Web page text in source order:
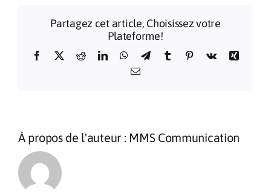
Partagez cet article, Choisissez votre
Plateforme!
Facebook
X RedditLinkedInWhatsApp
TelegramTumblr Pinterest
Vk
Xing
Email
À propos de l'auteur : MMS Communication